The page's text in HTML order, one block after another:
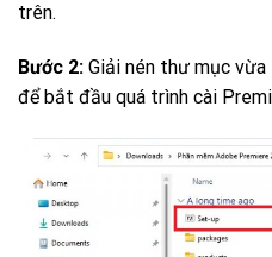
trên.
Bước 2: Giải nén thư mục
để bắt đầu quá trình cài